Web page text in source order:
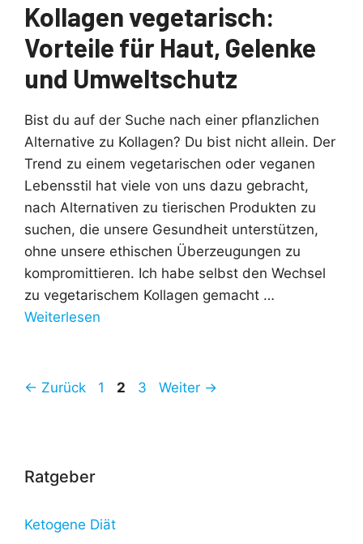
Kollagen vegetarisch:
Vorteile für Haut, Gelenke
und Umweltschutz
Bist du auf der Suche nach einer pflanzlichen
Alternative zu Kollagen? Du bist nicht allein. Der
Trend zu einem vegetarischen oder veganen
Lebensstil hat viele von uns dazu gebracht,
nach Alternativen zu tierischen Produkten zu
suchen, die unsere Gesundheit unterstützen,
ohne unsere ethischen Überzeugungen zu
kompromittieren. Ich habe selbst den Wechsel
zu vegetarischem Kollagen gemacht …
Weiterlesen
← Zurück Seite
1 Seite
2 Seite
3 Weiter →
Ratgeber
Ketogene Diät